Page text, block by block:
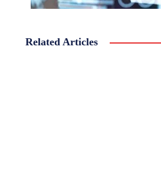
Related Articles